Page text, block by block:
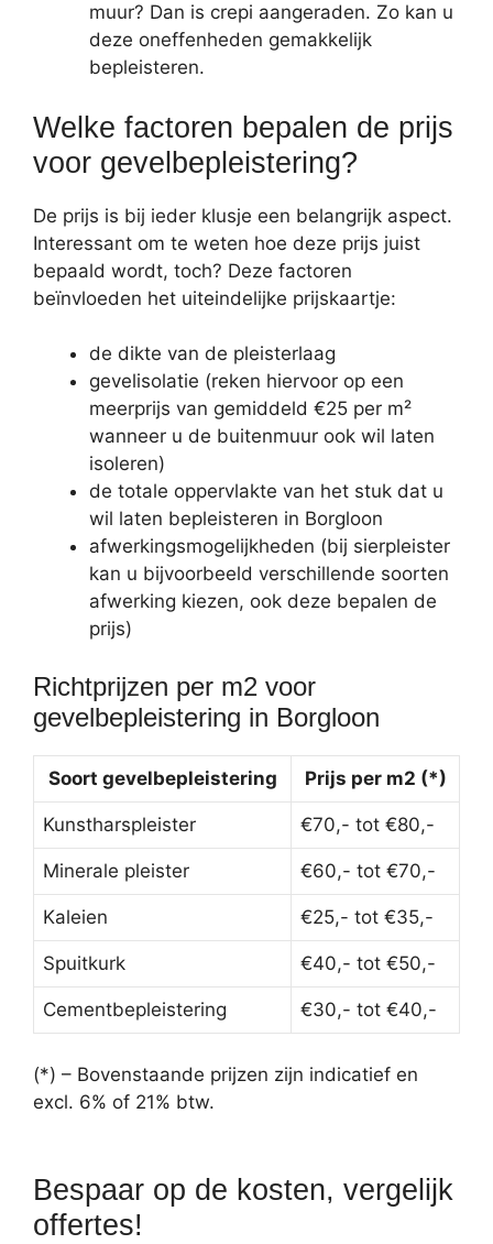
muur? Dan is crepi aangeraden. Zo kan u
deze oneffenheden gemakkelijk
bepleisteren.
Welke factoren bepalen de prijs
voor gevelbepleistering?
De prijs is bij ieder klusje een belangrijk aspect.
Interessant om te weten hoe deze prijs juist
bepaald wordt, toch? Deze factoren
beïnvloeden het uiteindelijke prijskaartje:
de dikte van de pleisterlaag
gevelisolatie (reken hiervoor op een
meerprijs van gemiddeld €25 per m²
wanneer u de buitenmuur ook wil laten
isoleren)
de totale oppervlakte van het stuk dat u
wil laten bepleisteren in Borgloon
afwerkingsmogelijkheden (bij sierpleister
kan u bijvoorbeeld verschillende soorten
afwerking kiezen, ook deze bepalen de
prijs)
Richtprijzen per m2 voor
gevelbepleistering in Borgloon
Soort gevelbepleistering Prijs per m2 (*)
Kunstharspleister €70,- tot €80,-
Minerale pleister €60,- tot €70,-
Kaleien €25,- tot €35,-
Spuitkurk €40,- tot €50,-
Cementbepleistering €30,- tot €40,-
(*) – Bovenstaande prijzen zijn indicatief en
excl. 6% of 21% btw.
Bespaar op de kosten, vergelijk
offertes!